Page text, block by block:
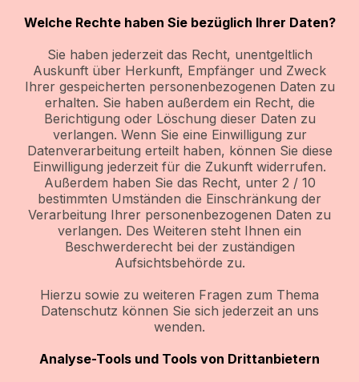
Welche Rechte haben Sie bezüglich Ihrer Daten?
Sie haben jederzeit das Recht, unentgeltlich
Auskunft über Herkunft, Empfänger und Zweck
Ihrer gespeicherten personenbezogenen Daten zu
erhalten. Sie haben außerdem ein Recht, die
Berichtigung oder Löschung dieser Daten zu
verlangen. Wenn Sie eine Einwilligung zur
Datenverarbeitung erteilt haben, können Sie diese
Einwilligung jederzeit für die Zukunft widerrufen.
Außerdem haben Sie das Recht, unter 2 / 10
bestimmten Umständen die Einschränkung der
Verarbeitung Ihrer personenbezogenen Daten zu
verlangen. Des Weiteren steht Ihnen ein
Beschwerderecht bei der zuständigen
Aufsichtsbehörde zu.
Hierzu sowie zu weiteren Fragen zum Thema
Datenschutz können Sie sich jederzeit an uns
wenden.
Analyse-Tools und Tools von Drittanbietern